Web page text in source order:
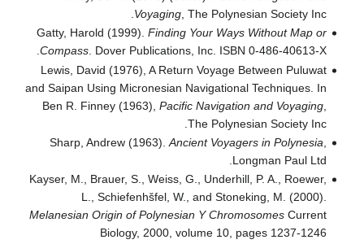
Voyaging, The Polynesian Society Inc.
Gatty, Harold (1999). Finding Your Ways Without Map or
Compass. Dover Publications, Inc. ISBN 0-486-40613-X.
Lewis, David (1976), A Return Voyage Between Puluwat
and Saipan Using Micronesian Navigational Techniques. In
Ben R. Finney (1963), Pacific Navigation and Voyaging,
The Polynesian Society Inc.
Sharp, Andrew (1963). Ancient Voyagers in Polynesia
Longman Paul Ltd.
Kayser, M., Brauer, S., Weiss, G., Underhill, P. A., Roewer,
L., Schiefenhšfel, W., and Stoneking, M. (2000).
Melanesian Origin of Polynesian Y ChromosomesCurrent
Biology, 2000, volume 10, pages 1237-1246